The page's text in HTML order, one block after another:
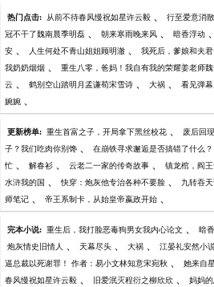
热门点击: 从前不待春风慢祝如星许云毅 、 行至爱意消
冠不干了魏南晨季明磊 、 朝来寒雨晚来风 、 暗香浮动 、
安 、 人生何处不青山姐姐顾明澈 、 我死后，爹娘和夫
我奶奶烟烟 、 重生八零，爸妈！我自有我的荣耀姜老师
云 、 鹤别空山踏明月孟谦荀宋雪诗 、 大祸 、 看见弹
婉婉 、
更新榜单: 重生首富之子，开局拿下黑丝校花 、 废后回
子？我们吃肉你别馋 、 在崩铁寻求邂逅是否搞错了什么？
忙 、 解春衫 、 云老二一家的传奇故事 、 镇龙棺，阎
水浒我的国 、 快穿：炮灰他专治各种不要脸 、 九转吞
师笔记 、 帝王系制卡，从始皇帝嬴政开始 、
完本小说: 重生后，我打脸恶毒狗男女我内心论文 、 暗
炮灰情史旧情人 、 天幕尽头 、 大祸 、 江晏礼安然小
逼总裁以死谢罪！ 作者：易小文林知意宋宛秋 、 她来自
春风慢祝如星许云毅 、 旧爱泯灭程衍之柳欣欣 、 妈妈